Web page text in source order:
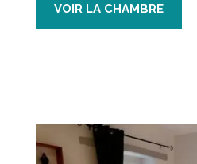
VOIR LA CHAMBRE